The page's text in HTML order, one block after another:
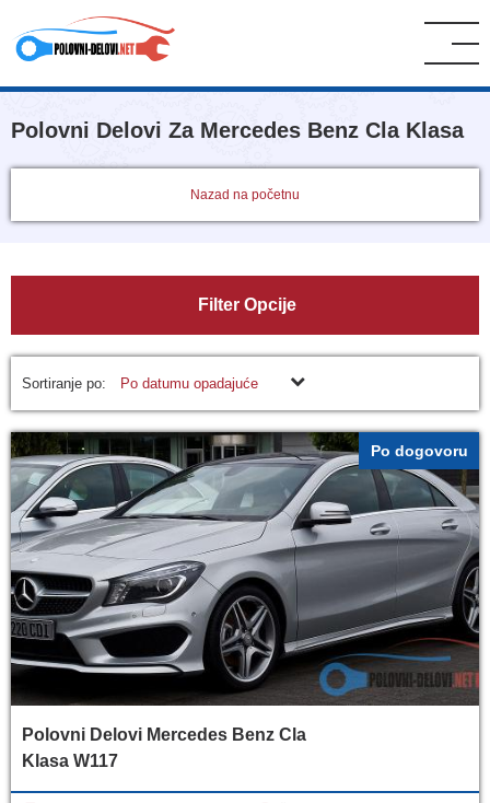
Polovni Delovi Za Mercedes Benz Cla Klasa
Nazad na početnu
Filter Opcije
Sortiranje po: Po datumu opadajuće
Polovni Delovi Mercedes Benz Cla
Klasa W117
Po dogovoru